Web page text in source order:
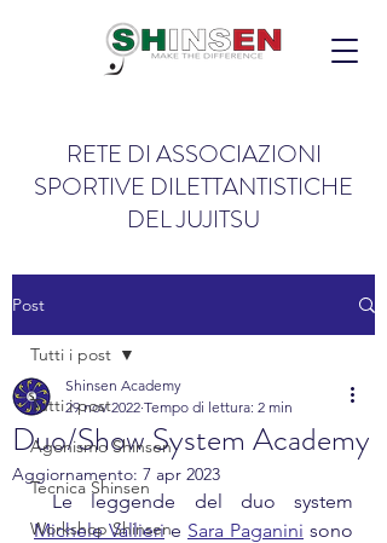
RETE DI ASSOCIAZIONI
SPORTIVE DILETTANTISTICHE
DEL JUJITSU
Post
Tutti i post
Agonismo Shinsen
Tecnica Shinsen
Workshop Shinsen
Tutti i post
Duo/Show System Academy
Shinsen Academy
29 nov 2022 Tempo di lettura: 2 min
Aggiornamento: 7 apr 2023
Michele Vallieri e Sara Paganini sono